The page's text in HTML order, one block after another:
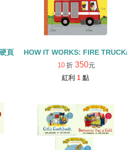
頁書 HOW IT WORKS: FIRE TRUCK/
10 折 350元
紅利 1 點